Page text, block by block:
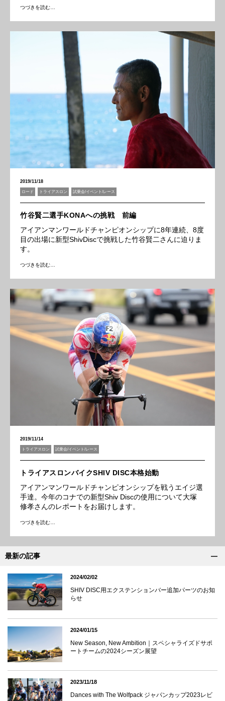
つづきを読む…
2019/11/18
ロード トライアスロン 試乗会/イベント/レース
竹谷賢二選手KONAへの挑戦 前編
アイアンマンワールドチャンピオンシップに8年連続、8度
目の出場に新型ShivDiscで挑戦した竹谷賢二さんに迫りま
す。
つづきを読む…
2019/11/14
トライアスロン 試乗会/イベント/レース
トライアスロンバイクSHIV DISC本格始動
アイアンマンワールドチャンピオンシップを戦うエイジ選
手達。今年のコナでの新型Shiv Discの使用について大塚
修孝さんのレポートをお届けします。
つづきを読む…
最新の記事
2024/02/02
SHIV DISC用エクステンションバー追加パーツのお知
らせ
2024/01/15
New Season, New Ambition｜スペシャライズドサポ
ートチームの2024シーズン展望
2023/11/18
Dances with The Wolfpack ジャパンカップ2023レビ